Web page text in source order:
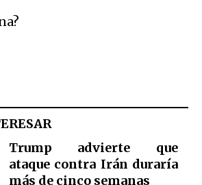
Trump advierte que
ataque contra Irán duraría
más de cinco semanas